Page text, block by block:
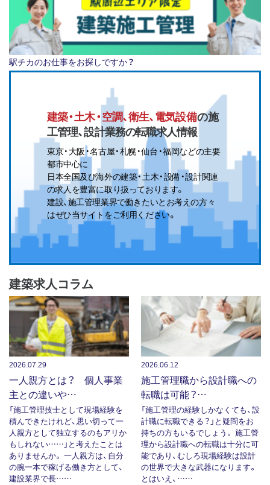
駅チカのお仕事をお探しですか？
建築・土木・空調、衛生、電気設備の施
工管理、設計業務の転職求人情報
東京・大阪・名古屋・札幌・仙台・福岡などの主要
都市中心に
日本全国及び海外の建築・土木・設備・設計関連
の求人を豊富に取り扱っております。
建設、施工管理業界で働きたいとお考えの方々
はぜひ当サイトをご利用ください。
建築求人コラム
2026.07.29
一人親方とは？ 個人事業
主との違いや…
「施工管理技士として現場経験を
積んできたけれど、思い切って一
人親方として独立するのもアリか
もしれない……」と考えたことは
ありませんか。 一人親方は、自分
の腕一本で稼げる働き方として、
建設業界で長……
2026.06.12
施工管理職から設計職への
転職は可能？…
「施工管理の経験しかなくても、設
計職に転職できる？」と疑問をお
持ちの方もいるでしょう。 施工管
理から設計職への転職は十分に可
能であり、むしろ現場経験は設計
の世界で大きな武器になります。
とはいえ、……